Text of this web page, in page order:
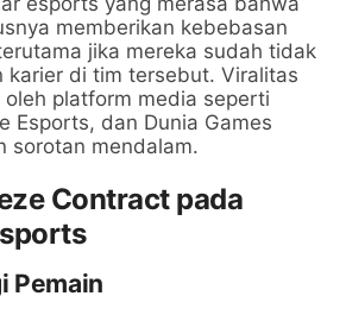
memberikan kebebasan
jika mereka sudah tidak
karier di tim tersebut. Viralitas
platform media seperti
Esports, dan Dunia Games
sorotan mendalam.
Contract pada
Pemain